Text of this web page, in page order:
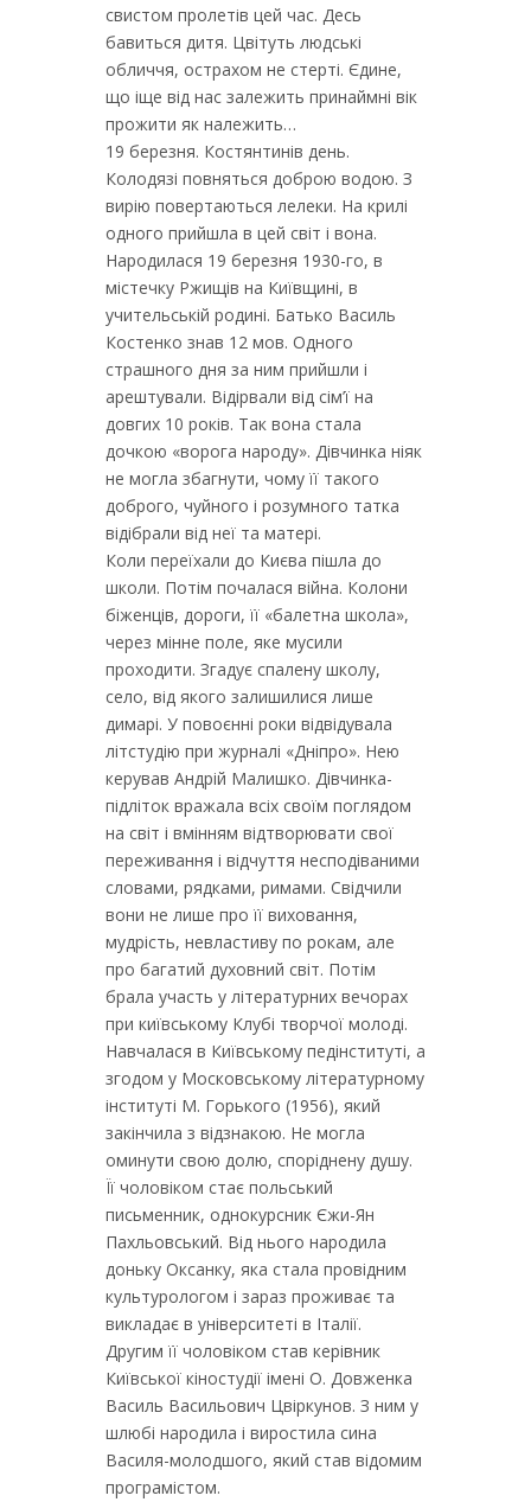
свистом пролетів цей час. Десь
бавиться дитя. Цвітуть людські
обличчя, острахом не стерті. Єдине,
що іще від нас залежить принаймні вік
прожити як належить…
19 березня. Костянтинів день.
Колодязі повняться доброю водою. З
вирію повертаються лелеки. На крилі
одного прийшла в цей світ і вона.
Народилася 19 березня 1930-го, в
містечку Ржищів на Київщині, в
учительській родині. Батько Василь
Костенко знав 12 мов. Одного
страшного дня за ним прийшли і
арештували. Відірвали від сім’ї на
довгих 10 років. Так вона стала
дочкою «ворога народу». Дівчинка ніяк
не могла збагнути, чому її такого
доброго, чуйного і розумного татка
відібрали від неї та матері.
Коли переїхали до Києва пішла до
школи. Потім почалася війна. Колони
біженців, дороги, її «балетна школа»,
через мінне поле, яке мусили
проходити. Згадує спалену школу,
село, від якого залишилися лише
димарі. У повоєнні роки відвідувала
літстудію при журналі «Дніпро». Нею
керував Андрій Малишко. Дівчинка-
підліток вражала всіх своїм поглядом
на світ і вмінням відтворювати свої
переживання і відчуття несподіваними
словами, рядками, римами. Свідчили
вони не лише про її виховання,
мудрість, невластиву по рокам, але
про багатий духовний світ. Потім
брала участь у літературних вечорах
при київському Клубі творчої молоді.
Навчалася в Київському педінституті, а
згодом у Московському літературному
інституті М. Горького (1956), який
закінчила з відзнакою. Не могла
оминути свою долю, споріднену душу.
Її чоловіком стає польський
письменник, однокурсник Єжи-Ян
Пахльовський. Від нього народила
доньку Оксанку, яка стала провідним
культурологом і зараз проживає та
викладає в університеті в Італії.
Другим її чоловіком став керівник
Київської кіностудії імені О. Довженка
Василь Васильович Цвіркунов. З ним у
шлюбі народила і виростила сина
Василя-молодшого, який став відомим
програмістом.